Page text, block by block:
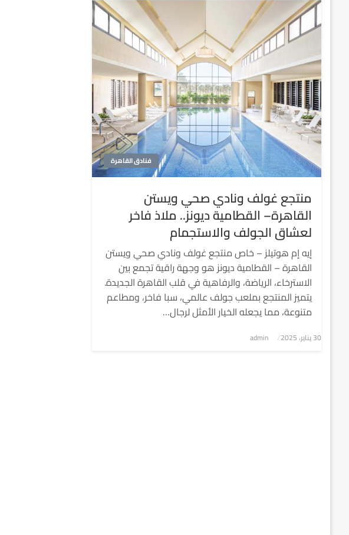
فنادق القاهرة
منتجع غولف ونادي صحي ويستن
القاهرة– القطامية ديونز.. ملاذ فاخر
لعشاق الجولف والاستجمام
إيه إم هوتيلز – خاص منتجع غولف ونادي صحي ويستن
القاهرة – القطامية ديونز هو وجهة راقية تجمع بين
الاسترخاء، الرياضة، والرفاهية في قلب القاهرة الجديدة.
يتميز المنتجع بملعب جولف عالمي، سبا فاخر، ومطاعم
متنوعة، مما يجعله الخيار الأمثل لرجال…
نُشر
30 يناير، 2025 admin